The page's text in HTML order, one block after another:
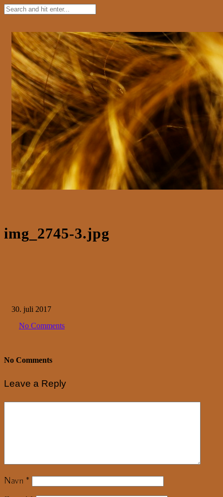
img_2745-3.jpg
30. juli 2017
No Comments
No Comments
Leave a Reply
Navn *